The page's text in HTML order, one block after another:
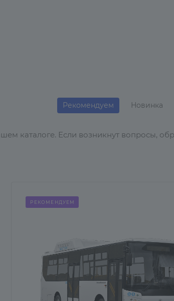
Рекомендуем Новинка
каталоге. Если возникнут вопросы,
РЕКОМЕНДУЕМ